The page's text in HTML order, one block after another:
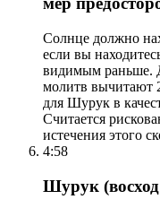
Солнце должно
если вы
видимым раньше.
молитв вычитают
для Шурук в
Считается
истечения этого
4:58
Шурук